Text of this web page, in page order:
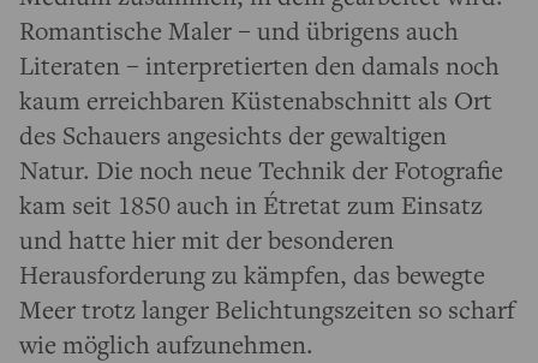
Romantische Maler – und übrigens auch
Literaten – interpretierten den damals noch
kaum erreichbaren Küstenabschnitt als Ort
des Schauers angesichts der gewaltigen
Natur. Die noch neue Technik der Fotografie
kam seit 1850 auch in Étretat zum Einsatz
und hatte hier mit der besonderen
Herausforderung zu kämpfen, das bewegte
Meer trotz langer Belichtungszeiten so scharf
wie möglich aufzunehmen.